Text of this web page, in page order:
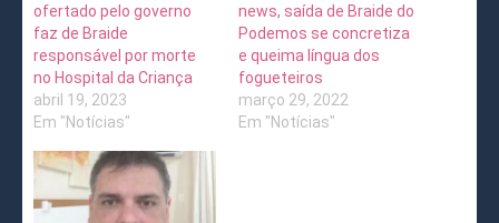
ofertado pelo governo
faz de Braide
responsável por morte
no Hospital da Criança
abril 19, 2023
Em "Notícias"
news, saída de Braide do
Podemos se concretiza
e queima língua dos
fogueteiros
março 29, 2022
Em "Notícias"